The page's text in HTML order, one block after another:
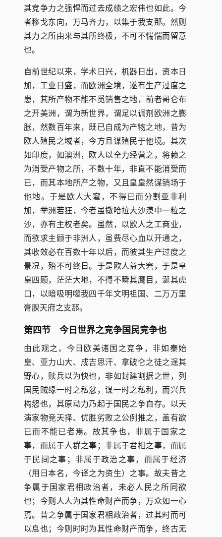
其竞争力之强悍而过去成绩之宏伟也如此。今
者移戈东向，万马齐力，以集于我支那。然则
其力之所由来与其所终极，不可不惴惴而留意
也。
自前世纪以来，学术日兴，机器日出，资本日
加，工业日盛，而欧洲全境，遂有生产过度之
患，其所产物不能不觅销售之地，前者哥仑布
之开美洲，谓为新世界，谓足以调剂欧洲之膨
胀，然数百年来，既已自成为产物之地，昔为
欧人殖民之域者，今方且谋殖民于他境。其次
如印度，如澳洲，欧人以全力经营之，将赖之
为消受产物之所，不数十年，非直不能消受而
已，而其本地所产之物，又且皇皇然谋销场于
他地。于是欧人大窘，不得已而分割亚非利
加，举洲若狂，今者虽撒哈拉大沙漠中一粒之
沙，亦有主权者矣。虽然，以欧人之工商业，
而欲求主顾于非洲人，虽费尽心血以开通之，
其收效必在百数十年以后，而彼其生产过度之
景况，殆不可终日。于是欧人益大窘，于是皇
皇四顾，茫茫大地，不得不瞬其鹰目，涎其虎
口，以暗吸明噬我四千年文明祖国、二万万里
膏腴天府之支那。
第四节 今日世界之竞争国民竞争也
由此观之，今日欧美诸国之竞争，非如秦始
皇、亚力山大、成吉思汗、拿破仑之徒之逞其
野心，赎兵以为快也，非如封建割据之世，列
国民贼缘一时之私忿，谋一时之私利，而兴兵
构怨也，其原动力乃起于国民之争自存。以天
演家物竞天择、优胜劣败之公例推之，盖有欲
已而不能已者焉。故其争也，非属于国家之
事，而属于人群之事；非属于君相之事，而属
于民间之事；非属于政治之事，而属于经济
（用日本名，今译之为资生）之事。故夫昔之
争属于国家君相政治者，未必人民之所同欲
也；今则人人为其性命财产而争，万众如一心
焉。昔之争属于国家君相政治者，过其时而可
以息也；今则时时为其性命财产而争，终古无